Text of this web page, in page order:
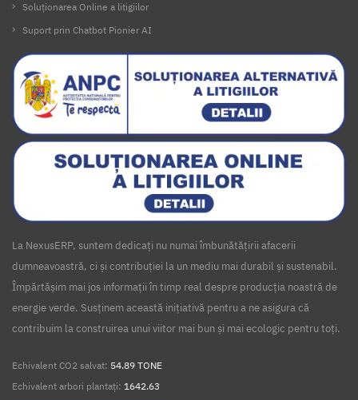
Soluționarea Online a litigiilor
Suport prin Chatbot Pionier AI
La NexusERP, suntem dedicați nu numai îmbunătățirii afacerii
dumneavoastră, ci și contribuției la un mediu mai durabil și sustenabil.
Împărtășim mai jos informații în timp real despre producția noastră de
energie verde. Susținem această inițiativă pentru a ne asigura că
contribuim la construirea unui viitor mai bun și mai ecologic pentru toți.
Echivalent CO2 salvat: 54.89 TONE
Echivalent arbori plantați: 1642.63